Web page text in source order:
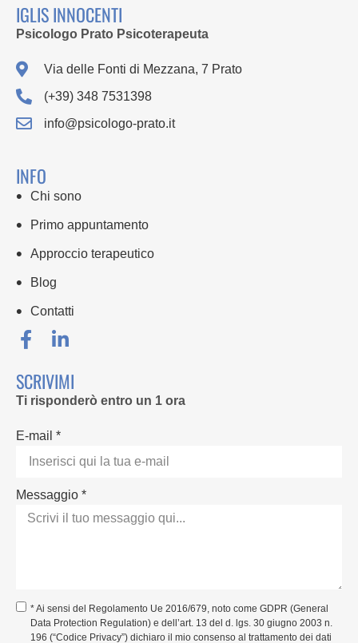
IGLIS INNOCENTI
Psicologo Prato Psicoterapeuta
Via delle Fonti di Mezzana, 7 Prato
(+39) 348 7531398
info@psicologo-prato.it
INFO
Chi sono
Primo appuntamento
Approccio terapeutico
Blog
Contatti
SCRIVIMI
Ti risponderò entro un 1 ora
E-mail *
Messaggio *
* Ai sensi del Regolamento Ue 2016/679, noto come GDPR (General
Data Protection Regulation) e dell’art. 13 del d. lgs. 30 giugno 2003 n.
196 (“Codice Privacy”) dichiaro il mio consenso al trattamento dei dati